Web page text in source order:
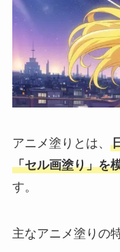
アニメ塗りとは、
「セル画塗り」を
す。
主なアニメ塗りの